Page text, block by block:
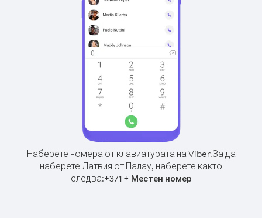
Наберете номера от клавиатурата на Viber.За да
наберете Латвия от Палау, наберете както
следва:+371+ Местен номер